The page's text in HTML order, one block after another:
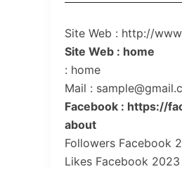
Site Web : http://
Site Web : home
: home
Mail :
Facebook : https://
about
Followers Facebook
Likes Facebook 2023